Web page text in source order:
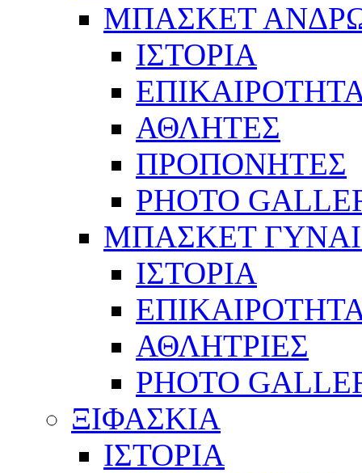
ΜΠΑΣΚΕΤ
ΙΣΤΟΡΙΑ
ΑΘΛΗΤΕΣ
ΠΡΟΠΟΝΗΤΕΣ
PHOTO
ΜΠΑΣΚΕΤ
ΙΣΤΟΡΙΑ
ΑΘΛΗΤΡΙΕΣ
PHOTO
ΞΙΦΑΣΚΙΑ
ΙΣΤΟΡΙΑ